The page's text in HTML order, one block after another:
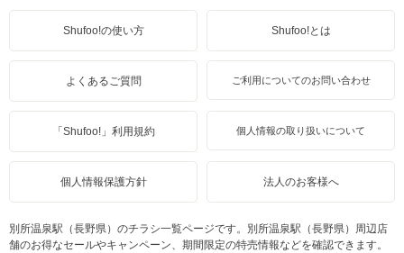
Shufoo!の使い方 Shufoo!とは
よくあるご質問 ご利用についてのお問い合わせ
「Shufoo!」利用規約 個人情報の取り扱いについて
個人情報保護方針 法人のお客様へ
別所温泉駅（長野県）のチラシ一覧ページです。別所温泉駅（長野県）周辺店
舗のお得なセールやキャンペーン、期間限定の特売情報などを確認できます。